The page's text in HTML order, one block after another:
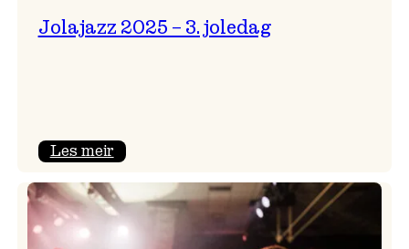
Jolajazz 2025 – 3. joledag
Les meir:
2025
–